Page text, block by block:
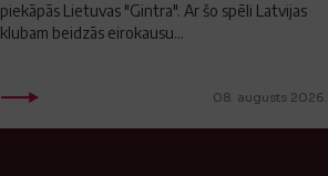
piekāpās Lietuvas "Gintra". Ar šo spēli Latvijas
klubam beidzās eirokausu...
08. augusts 2026.